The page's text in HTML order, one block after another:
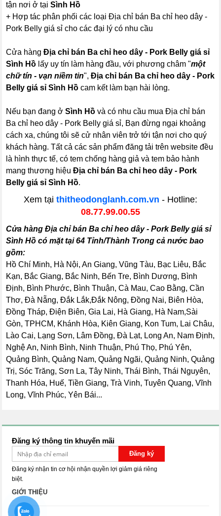
tận nơi ở tạiSình Hồ
+ Hợp tác phân phối các loại Địa chỉ bán Ba chỉ heo dây -
Pork Belly giá sỉ cho các đại lý có nhu cầu
Cửa hàngĐịa chỉ bán Ba chỉ heo dây - Pork Belly giá sỉ
Sình Hồ lấy uy tín làm hàng đầu, với phương châm "một
chữ tín - vạn niềm tin",Địa chỉ bán Ba chỉ heo dây - Pork
Belly giá sỉ Sình Hồ cam kết làm bạn hài lòng.
Nếu bạn đang ởSình Hồ và có nhu cầu mua Địa chỉ bán
Ba chỉ heo dây - Pork Belly giá sỉ, Bạn đừng ngại khoảng
cách xa, chúng tôi sẽ cử nhân viên trở tới tận nơi cho quý
khách hàng. Tất cả các sản phẩm đăng tải trên website đều
là hình thực tế, có tem chống hàng giả và tem bảo hành
mang thương hiệuĐịa chỉ bán Ba chỉ heo dây - Pork
Belly giá sỉ Sình Hồ.
Xem tại thitheodonglanh.com.vn - Hotline:
08.77.99.00.55
Cửa hàng Địa chỉ bán Ba chỉ heo dây - Pork Belly giá sỉ
Sình Hồ có mặt tại 64 Tỉnh/Thành Trong cả nước bao
gồm:
Hồ Chí Minh, Hà Nội, An Giang, Vũng Tàu, Bạc Liêu, Bắc
Kạn, Bắc Giang, Bắc Ninh, Bến Tre, Bình Dương, Bình
Định, Bình Phước, Bình Thuận, Cà Mau, Cao Bằng, Cần
Thơ, Đà Nẵng, Đắk Lắk,Đắk Nông, Đồng Nai, Biên Hòa,
Đồng Tháp, Điện Biên, Gia Lai, Hà Giang, Hà Nam,Sài
Gòn, TPHCM, Khánh Hòa, Kiên Giang, Kon Tum, Lai Châu,
Lào Cai, Lạng Sơn, Lâm Đồng, Đà Lạt, Long An, Nam Định,
Nghệ An, Ninh Bình, Ninh Thuận, Phú Thọ, Phú Yên,
Quảng Bình, Quảng Nam, Quảng Ngãi, Quảng Ninh, Quảng
Trị, Sóc Trăng, Sơn La, Tây Ninh, Thái Bình, Thái Nguyên,
Thanh Hóa, Huế, Tiền Giang, Trà Vinh, Tuyên Quang, Vĩnh
Long, Vĩnh Phúc, Yên Bái...
Đăng ký thông tin khuyến mãi
Đăng ký
Đăng ký nhận tin cơ hội nhận quyền lợi giảm giá riêng
biệt.
GIỚI THIỆU